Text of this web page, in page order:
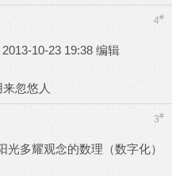
4#
10-23 19:38 编辑
忽悠人
3#
多耀观念的数理（数字化）